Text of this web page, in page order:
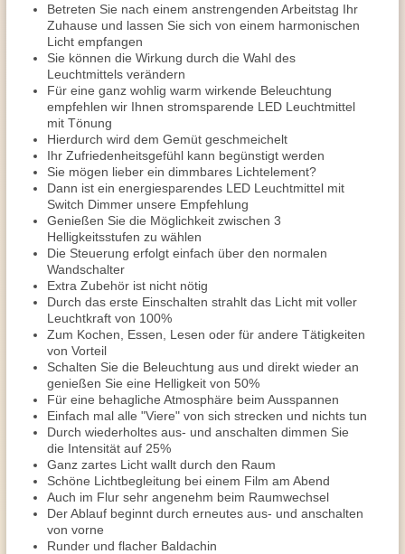
Betreten Sie nach einem anstrengenden Arbeitstag Ihr
Zuhause und lassen Sie sich von einem harmonischen
Licht empfangen
Sie können die Wirkung durch die Wahl des
Leuchtmittels verändern
Für eine ganz wohlig warm wirkende Beleuchtung
empfehlen wir Ihnen stromsparende LED Leuchtmittel
mit Tönung
Hierdurch wird dem Gemüt geschmeichelt
Ihr Zufriedenheitsgefühl kann begünstigt werden
Sie mögen lieber ein dimmbares Lichtelement?
Dann ist ein energiesparendes LED Leuchtmittel mit
Switch Dimmer unsere Empfehlung
Genießen Sie die Möglichkeit zwischen 3
Helligkeitsstufen zu wählen
Die Steuerung erfolgt einfach über den normalen
Wandschalter
Extra Zubehör ist nicht nötig
Durch das erste Einschalten strahlt das Licht mit voller
Leuchtkraft von 100%
Zum Kochen, Essen, Lesen oder für andere Tätigkeiten
von Vorteil
Schalten Sie die Beleuchtung aus und direkt wieder an
genießen Sie eine Helligkeit von 50%
Für eine behagliche Atmosphäre beim Ausspannen
Einfach mal alle "Viere" von sich strecken und nichts tun
Durch wiederholtes aus- und anschalten dimmen Sie
die Intensität auf 25%
Ganz zartes Licht wallt durch den Raum
Schöne Lichtbegleitung bei einem Film am Abend
Auch im Flur sehr angenehm beim Raumwechsel
Der Ablauf beginnt durch erneutes aus- und anschalten
von vorne
Runder und flacher Baldachin